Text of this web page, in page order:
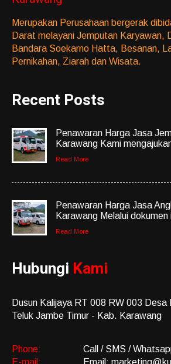
Merupakan Perusahaan bergerak
Darat melayani Jemputan Karyawan,
Bandara Soekarno Hatta, Besanan,
Pernikahan, Ziarah dan Wisata.
Recent Posts
Penawaran Harga Jasa
Karawang Kami
Read More
Penawaran Harga Jasa
Karawang Melalui dokumen
Read More
Hubungi Kami
Dusun Kalijaya RT 008 RW 003 Desa
Teluk Jambe Timur - Kab. Karawang
Phone:
Call / SMS /
E-mail:
Email: